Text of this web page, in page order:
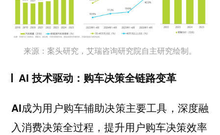
来源：案头研究，艾瑞咨询研究院自主研究绘制。
AI 技术驱动：购车决策全链路变革
AI成为用户购车辅助决策主要工具，深度融
入消费决策全过程，提升用户购车决策效率